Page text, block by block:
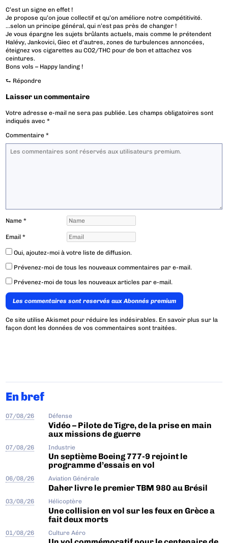
C’est un signe en effet !
Je propose qu’on joue collectif et qu’on améliore notre compétitivité.
…selon un principe général, qui n’est pas près de changer !
Je vous épargne les sujets brûlants actuels, mais comme le prétendent
Halévy, Jankovici, Giec et d’autres, zones de turbulences annoncées,
éteignez vos cigarettes au CO2/THC pour de bon et attachez vos
ceintures.
Bons vols – Happy landing !
⮑ Répondre
Laisser un commentaire
Votre adresse e-mail ne sera pas publiée. Les champs obligatoires sont
indiqués avec*
Commentaire*
Name*
Email*
Oui, ajoutez-moi à votre liste de diffusion.
Prévenez-moi de tous les nouveaux commentaires par e-mail.
Prévenez-moi de tous les nouveaux articles par e-mail.
Les commentaires sont reservés aux Abonnés premium
Ce site utilise Akismet pour réduire les indésirables. En savoir plus sur la
façon dont les données de vos commentaires sont traitées.
En bref
07/08/26 Défense
Vidéo – Pilote de Tigre, de la prise en main
aux missions de guerre
07/08/26 Industrie
Un septième Boeing 777-9 rejoint le
programme d’essais en vol
06/08/26 Aviation Générale
Daher livre le premier TBM 980 au Brésil
03/08/26 Hélicoptère
Une collision en vol sur les feux en Grèce a
fait deux morts
01/08/26 Culture Aéro